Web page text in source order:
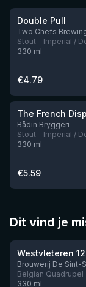
Double Pull
Two Chefs
330 ml
€4.79
★ 3.87
The French
Bådin Bryggeri
330 ml
€5.59
Dit vind je
★4.46
Westvleteren 12
Belgian Quadrupel
330 ml